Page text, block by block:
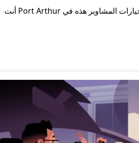
سواء كنت بحاجة إلى مساحة إضافية أو ترتيبات خاصة، ستساعدك خيارات المشاوير هذه في Port Arthur أنت